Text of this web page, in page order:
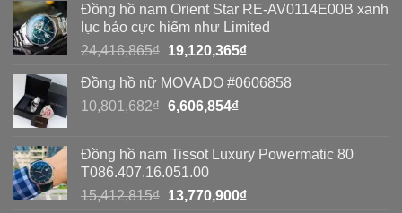
diện
hồ
hồ
Seiko
cách
đơn
giản
Đồng hồ nam Orient Star RE-AV0114E00B xanh
lục bảo cực hiếm như Limited
24,416,865₫ Giá
là:
24,416,865₫.
19,120,365₫Giá
tại
Đồng hồ nữ MOVADO #0606858
10,801,682₫ Giá
10,801,682₫.
6,606,854₫Giá
là:
Đồng hồ nam Tissot Luxury Powermatic 80
T086.407.16.051.00
15,412,815₫ Giá
13,770,900₫Giá